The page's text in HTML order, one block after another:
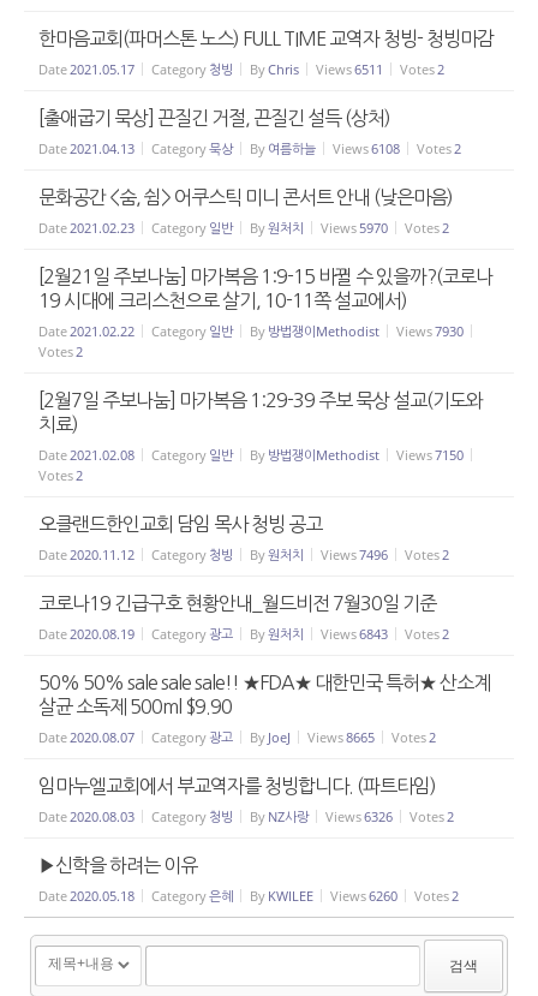
한마음교회(파머스톤 노스) FULL TIME 교역자 청빙- 청빙마감
Date 2021.05.17 Category 청빙 ByChris Views6511 Votes 2
[출애굽기 묵상] 끈질긴 거절, 끈질긴 설득 (상처)
Date 2021.04.13 Category묵상 By 여름하늘 Views6108 Votes 2
문화공간 <숨, 쉼> 어쿠스틱 미니 콘서트 안내 (낮은마음)
Date 2021.02.23 Category 일반 By원처치 Views 5970 Votes 2
[2월21일 주보나눔] 마가복음 1:9-15 바뀔 수 있을까?(코로나
19 시대에 크리스천으로 살기, 10-11쪽 설교에서)
Date 2021.02.22 Category 일반 By 방법쟁이Methodist Views7930
Votes 2
[2월7일 주보나눔] 마가복음 1:29-39 주보 묵상 설교(기도와
치료)
Date 2021.02.08 Category 일반 By 방법쟁이Methodist Views7150
Votes 2
오클랜드한인교회 담임 목사 청빙 공고
Date 2020.11.12 Category 청빙 By원처치 Views7496 Votes 2
코로나19 긴급구호 현황안내_월드비전 7월30일 기준
Date 2020.08.19 Category 광고 By원처치 Views6843 Votes 2
50% 50% sale sale sale!! ★FDA★ 대한민국 특허★ 산소계
살균 소독제 500ml $9.90
Date 2020.08.07 Category 광고 By JoeJ Views8665 Votes 2
임마누엘교회에서 부교역자를 청빙합니다. (파트타임)
Date 2020.08.03 Category 청빙 By NZ사랑 Views6326 Votes 2
▶신학을 하려는 이유
Date 2020.05.18 Category은혜 By KWILEE Views6260 Votes 2
검색